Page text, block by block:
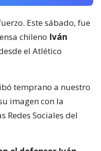
Este sábado, fue
chileno Iván
el Atlético
temprano a nuestro
imagen con la
Redes Sociales del